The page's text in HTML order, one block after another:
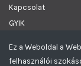
Kapcsolat
GYIK
MRKL
Ez a Weboldal a
felhasználói